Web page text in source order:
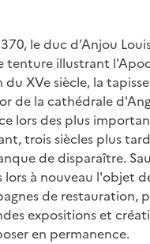
le duc d’Anjou
tenture illustrant
du XVe siècle, la
de la cathédrale
lors des plus
trois siècles plus
de disparaître.
lors à nouveau l'objet
de restauration,
expositions et
en permanence.